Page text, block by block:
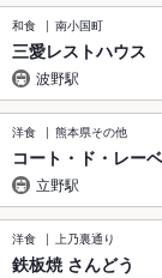
和食 南小国町
三愛レストハウス
波野駅
洋食 熊本県その他
コート・ド・レー
立野駅
洋食 上乃裏通り
鉄板焼 さんどう